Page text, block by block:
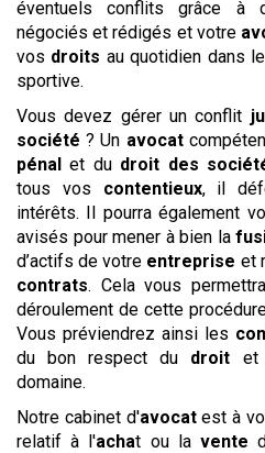
éventuels conflits grâce à
négociés et rédigés et votre
vos droits au quotidien dans
sportive.
Vous devez gérer un conflit
société ? Un avocat
pénal et du droit des
tous vos contentieux, il
intérêts. Il pourra également
avisés pour mener à bien la
d’actifs de votre entreprise et
contrats. Cela vous
déroulement de cette
Vous préviendrez ainsi les
du bon respect du droit et
domaine.
Notre cabinet d'avocatest à
relatif à l'achat ou la vente